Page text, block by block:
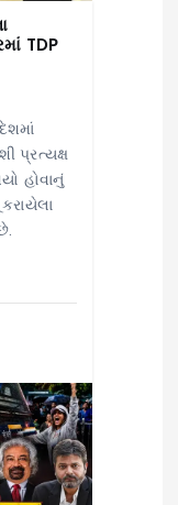
TDP
પ્રત્યક્ષ
હોવાનું